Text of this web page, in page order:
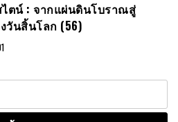
ไตน์ : จากแผ่นดินโบราณสู่
นสิ้นโลก (56)